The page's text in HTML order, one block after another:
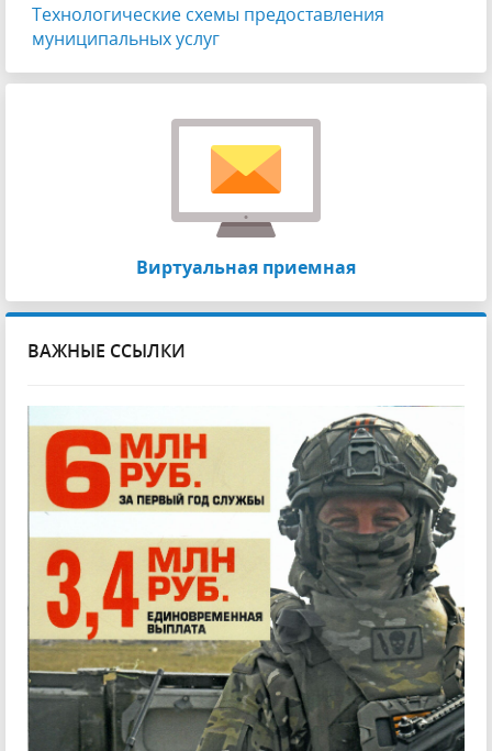
Технологические схемы предоставления
муниципальных услуг
Виртуальная приемная
ВАЖНЫЕ ССЫЛКИ